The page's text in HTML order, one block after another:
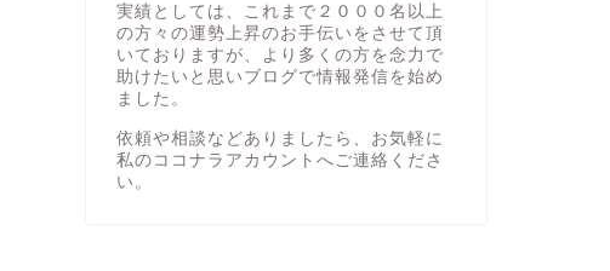
実績としては、これまで２０００名以上
の方々の運勢上昇のお手伝いをさせて頂
いておりますが、より多くの方を念力で
助けたいと思いブログで情報発信を始め
ました。
依頼や相談などありましたら、お気軽に
私の ココナラアカウント へご連絡くださ
い。